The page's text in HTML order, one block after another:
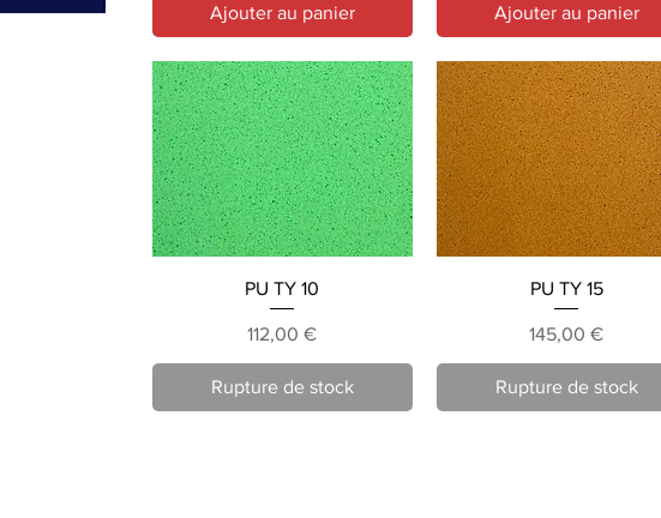
Ajouter au panier Ajouter au panier
Aperçu rapide
PU TY 10
Prix
112,00 €
Rupture de stock
Aperçu rapide
PU TY 15
Prix
145,00 €
Rupture de stock